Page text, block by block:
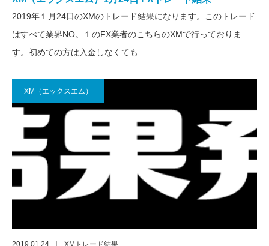
2019年１月24日のXMのトレード結果になります。このトレード
はすべて業界NO。１のFX業者のこちらのXMで行っておりま
す。初めての方は入金しなくても…
XM（エックスエム）